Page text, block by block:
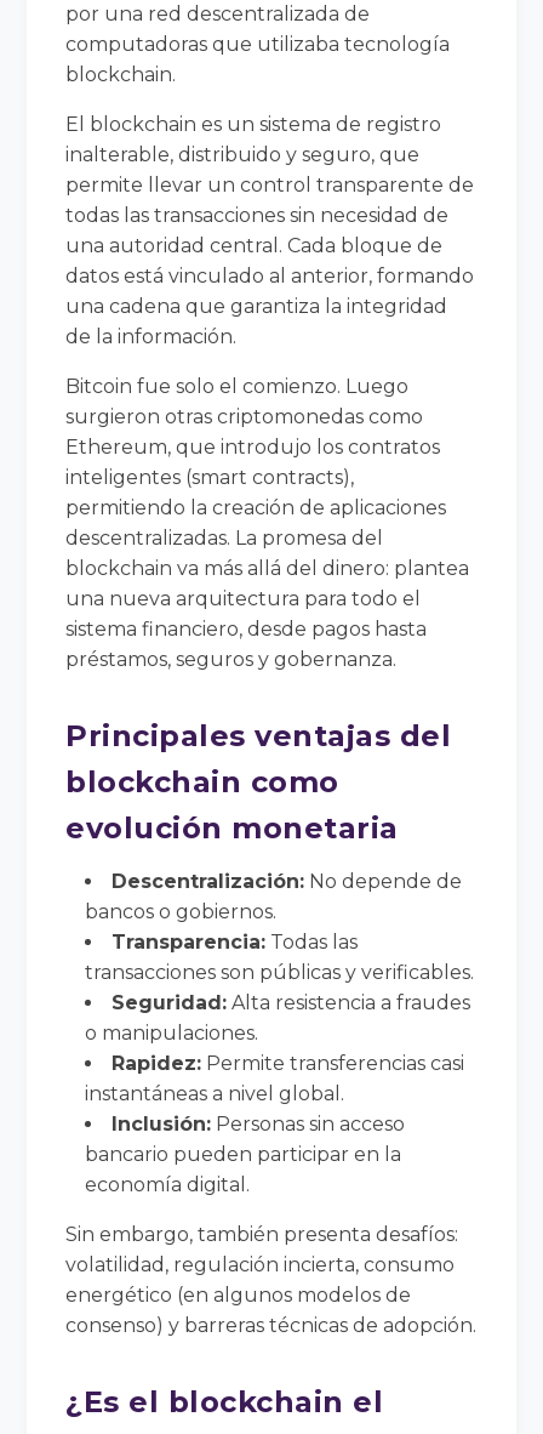
por una red descentralizada de
computadoras que utilizaba tecnología
blockchain.
El blockchain es un sistema de registro
inalterable, distribuido y seguro, que
permite llevar un control transparente de
todas las transacciones sin necesidad de
una autoridad central. Cada bloque de
datos está vinculado al anterior, formando
una cadena que garantiza la integridad
de la información.
Bitcoin fue solo el comienzo. Luego
surgieron otras criptomonedas como
Ethereum, que introdujo los contratos
inteligentes (smart contracts),
permitiendo la creación de aplicaciones
descentralizadas. La promesa del
blockchain va más allá del dinero: plantea
una nueva arquitectura para todo el
sistema financiero, desde pagos hasta
préstamos, seguros y gobernanza.
Principales ventajas del
blockchain como
evolución monetaria
Descentralización: No depende de
bancos o gobiernos.
Transparencia: Todas las
transacciones son públicas y verificables.
Seguridad: Alta resistencia a fraudes
o manipulaciones.
Rapidez: Permite transferencias casi
instantáneas a nivel global.
Inclusión: Personas sin acceso
bancario pueden participar en la
economía digital.
Sin embargo, también presenta desafíos:
volatilidad, regulación incierta, consumo
energético (en algunos modelos de
consenso) y barreras técnicas de adopción.
¿Es el blockchain el